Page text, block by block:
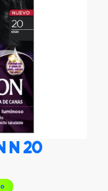
N 20